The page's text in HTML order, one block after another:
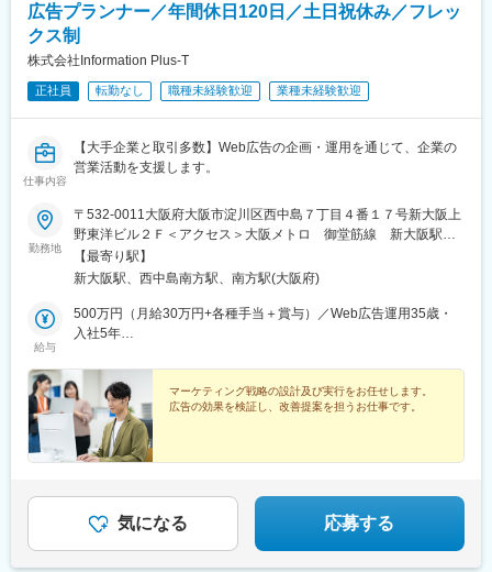
広告プランナー／年間休日120日／土日祝休み／フレッ
クス制
株式会社Information Plus-T
正社員 転勤なし 職種未経験歓迎 業種未経験歓迎
仕事内容
【大手企業と取引多数】Web広告の企画・運用を通じて、企業の
営業活動を支援します。
勤務地
〒532-0011大阪府大阪市淀川区西中島７丁目４番１７号新大阪上
野東洋ビル２Ｆ＜アクセス＞大阪メトロ 御堂筋線 新大阪駅
徒歩2分★転勤なし
【最寄り駅】
新大阪駅、西中島南方駅、南方駅(大阪府)
給与
500万円（月給30万円+各種手当＋賞与）／Web広告運用35歳・
入社5年
入社2年
マーケティング戦略の設計及び実行をお任せします。
広告の効果を検証し、改善提案を担うお仕事です。
気になる 応募する